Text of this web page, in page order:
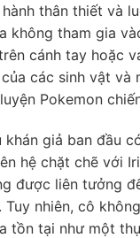
thân thiết và
không tham gia
cánh tay hoặc
các sinh vật và
Pokemon
khán giả ban đầu
hệ chặt chẽ với
được liên tưởng
Tuy nhiên, cô
tồn tại như một